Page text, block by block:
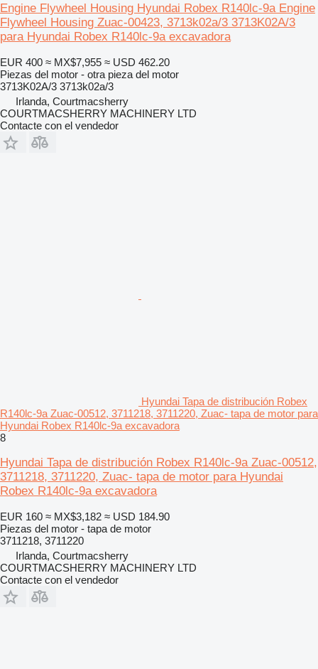
Engine Flywheel Housing Hyundai Robex R140lc-9a Engine
Flywheel Housing Zuac-00423, 3713k02a/3 3713K02A/3
para Hyundai Robex R140lc-9a excavadora
EUR 400 ≈ MX$7,955 ≈ USD 462.20
Piezas del motor - otra pieza del motor
3713K02A/3 3713k02a/3
Irlanda, Courtmacsherry
COURTMACSHERRY MACHINERY LTD
Contacte con el vendedor
Hyundai Tapa de distribución Robex
R140lc-9a Zuac-00512, 3711218, 3711220, Zuac- tapa de motor para
Hyundai Robex R140lc-9a excavadora
8
Hyundai Tapa de distribución Robex R140lc-9a Zuac-00512,
3711218, 3711220, Zuac- tapa de motor para Hyundai
Robex R140lc-9a excavadora
EUR 160 ≈ MX$3,182 ≈ USD 184.90
Piezas del motor - tapa de motor
3711218, 3711220
Irlanda, Courtmacsherry
COURTMACSHERRY MACHINERY LTD
Contacte con el vendedor